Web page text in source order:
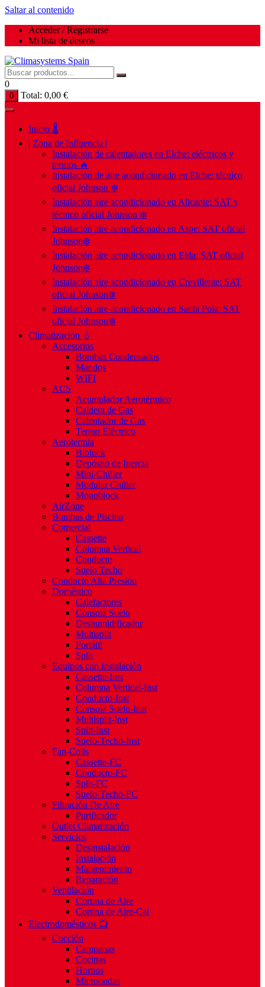
Saltar al contenido
Acceder / Registrarse
Mi lista de deseos
0
0 Total: 0,00 €
Inicio 🌡️
| Zona de Influencia |
Instalación de calentadores en Elche: eléctricos y
termos 🔥
Instalación de aire acondicionado en Elche: técnico
oficial Johnson ❄️
Instalación aire acondicionado en Alicante: SAT y
técnico oficial Johnson ❄️
Instalación aire acondicionado en Aspe: SAT oficial
Johnson❄️
Instalación aire acondicionado en Elda: SAT oficial
Johnson❄️
Instalación aire acondicionado en Crevillente: SAT
oficial Johnson❄️
Instalación aire acondicionado en Santa Pola: SAT
oficial Johnson❄️
Climatización 💧
Accesorios
Bombas Condensados
Mandos
WIFI
ACS
Acumulador Aerotérmico
Caldera de Gas
Calentador de Gas
Termo Eléctrico
Aerotermia
Biblock
Depósito de Inercia
Mini-Chiller
Modular Chiller
Monoblock
AirZone
Bombas de Piscina
Comercial
Cassette
Columna Vertical
Conducto
Suelo Techo
Conducto Alta Presión
Doméstico
Calefactores
Consola Suelo
Deshumidificador
Multisplit
Portátil
Split
Equipos con Instalación
Cassette-Inst
Columna Vertical-Inst
Conducto-Inst
Consola Suelo-Inst
Multisplit-Inst
Split-Inst
Suelo-Techo-Inst
Fan-Coils
Cassette-FC
Conducto-FC
Split-FC
Suelo-Techo-FC
Filtración De Aire
Purificador
Outlet Climatización
Servicios
Desinstalación
Instalación
Mantenimiento
Reparación
Ventilación
Cortina de Aire
Cortina de Aire-Cal
Electrodomésticos 📺
Cocción
Campanas
Cocinas
Hornos
Microondas